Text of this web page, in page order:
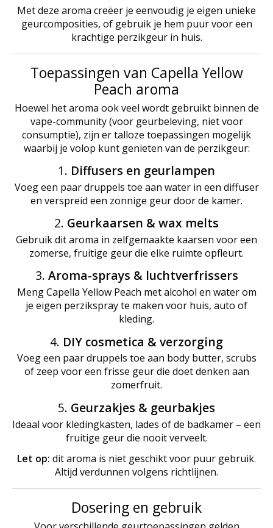
Met deze aroma creëer je eenvoudig je eigen unieke
geurcomposities, of gebruik je hem puur voor een
krachtige perzikgeur in huis.
Toepassingen van Capella Yellow
Peach aroma
Hoewel het aroma ook veel wordt gebruikt binnen de
vape-community (voor geurbeleving, niet voor
consumptie), zijn er talloze toepassingen mogelijk
waarbij je volop kunt genieten van de perzikgeur:
1. Diffusers en geurlampen
Voeg een paar druppels toe aan water in een diffuser
en verspreid een zonnige geur door de kamer.
2. Geurkaarsen & wax melts
Gebruik dit aroma in zelfgemaakte kaarsen voor een
zomerse, fruitige geur die elke ruimte opfleurt.
3. Aroma-sprays & luchtverfrissers
Meng Capella Yellow Peach met alcohol en water om
je eigen perzikspray te maken voor huis, auto of
kleding.
4. DIY cosmetica & verzorging
Voeg een paar druppels toe aan body butter, scrubs
of zeep voor een frisse geur die doet denken aan
zomerfruit.
5. Geurzakjes & geurbakjes
Ideaal voor kledingkasten, lades of de badkamer – een
fruitige geur die nooit verveelt.
Let op: dit aroma is niet geschikt voor puur gebruik.
Altijd verdunnen volgens richtlijnen.
Dosering en gebruik